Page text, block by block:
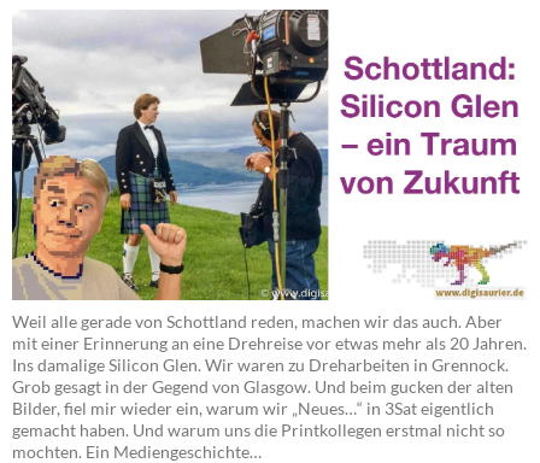
Weil alle gerade von Schottland reden, machen wir das auch. Aber
mit einer Erinnerung an eine Drehreise vor etwas mehr als 20 Jahren.
Ins damalige Silicon Glen. Wir waren zu Dreharbeiten in Grennock.
Grob gesagt in der Gegend von Glasgow. Und beim gucken der alten
Bilder, fiel mir wieder ein, warum wir „Neues…“ in 3Sat eigentlich
gemacht haben. Und warum uns die Printkollegen erstmal nicht so
mochten. Ein Mediengeschichte…